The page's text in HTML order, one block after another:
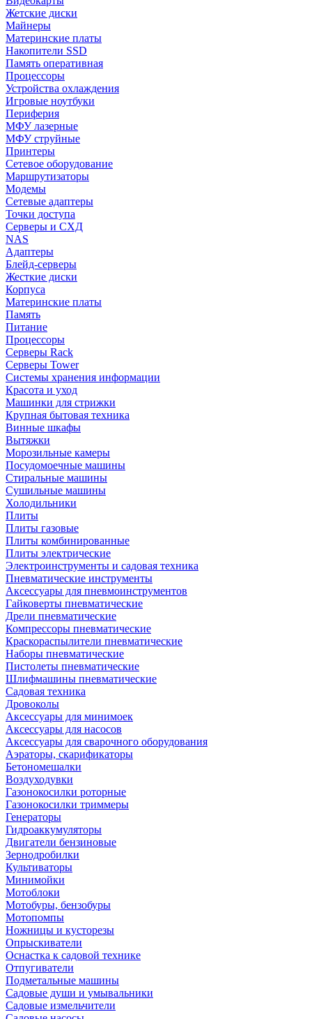
Жетские диски
Майнеры
Материнские платы
Накопители SSD
Память оперативная
Процессоры
Устройства охлаждения
Игровые ноутбуки
Периферия
МФУ лазерные
МФУ струйные
Принтеры
Сетевое оборудование
Маршрутизаторы
Модемы
Сетевые адаптеры
Точки доступа
Серверы и СХД
NAS
Адаптеры
Блейд-серверы
Жесткие диски
Корпуса
Материнские платы
Память
Питание
Процессоры
Серверы Rack
Серверы Tower
Системы хранения информации
Красота и уход
Машинки для стрижки
Крупная бытовая техника
Винные шкафы
Вытяжки
Морозильные камеры
Посудомоечные машины
Стиральные машины
Сушильные машины
Холодильники
Плиты
Плиты газовые
Плиты комбинированные
Плиты электрические
Электроинструменты и садовая техника
Пневматические инструменты
Аксессуары для пневмоинструментов
Гайковерты пневматические
Дрели пневматические
Компрессоры пневматические
Краскораспылители пневматические
Наборы пневматические
Пистолеты пневматические
Шлифмашины пневматические
Садовая техника
Дровоколы
Аксессуары для минимоек
Аксессуары для насосов
Аксессуары для сварочного оборудования
Аэраторы, скарификаторы
Бетономешалки
Воздуходувки
Газонокосилки роторные
Газонокосилки триммеры
Генераторы
Гидроаккумуляторы
Двигатели бензиновые
Зернодробилки
Культиваторы
Минимойки
Мотоблоки
Мотобуры, бензобуры
Мотопомпы
Ножницы и кусторезы
Опрыскиватели
Оснастка к садовой технике
Отпугиватели
Подметальные машины
Садовые души и умывальники
Садовые измельчители